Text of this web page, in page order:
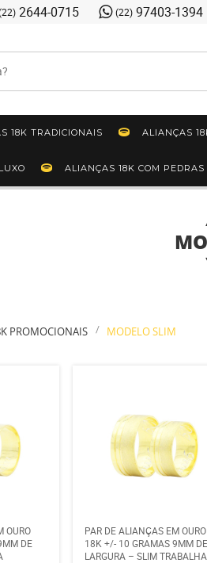
2644-0715 (22) 97403-1394
18K TRADICIONAIS ALIANÇAS
ALIANÇAS 18K COM PEDRAS
PROMOCIONAIS MODELO SLIM
OURO
DE
PAR DE ALIANÇAS EM OURO
18K +/- 10 GRAMAS 9MM DE
LARGURA – SLIM